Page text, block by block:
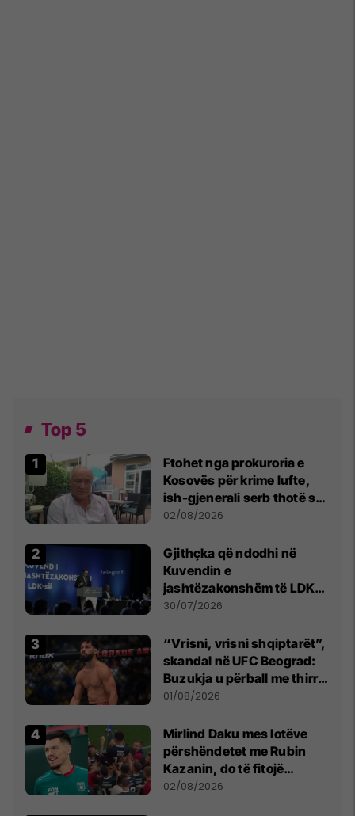
Top 5
Ftohet nga prokuroria e
Kosovës për krime lufte,
ish-gjenerali serb thotë se
dikush e tradhtoi në
02/08/2026
Gjithçka që ndodhi në
Kuvendin e
jashtëzakonshëm të LDK-
së
30/07/2026
“Vrisni, vrisni shqiptarët”,
skandal në UFC Beograd:
Buzukja u përball me thirrje
anti-shqiptare nga
01/08/2026
Mirlind Daku mes lotëve
përshëndetet me Rubin
Kazanin, do të fitojë
miliona te Spartak Moska
02/08/2026